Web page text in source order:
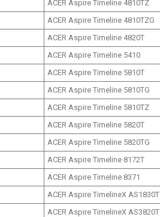
ACER Aspire Timeline 4810TZ
ACER Aspire Timeline 4810TZG
ACER Aspire Timeline 4820T
ACER Aspire Timeline 5410
ACER Aspire Timeline 5810T
ACER Aspire Timeline 5810TG
ACER Aspire Timeline 5810TZ
ACER Aspire Timeline 5820T
ACER Aspire Timeline 5820TG
ACER Aspire Timeline 8172T
ACER Aspire Timeline 8371
ACER Aspire TimelineX AS1830T
ACER Aspire TimelineX AS3820T